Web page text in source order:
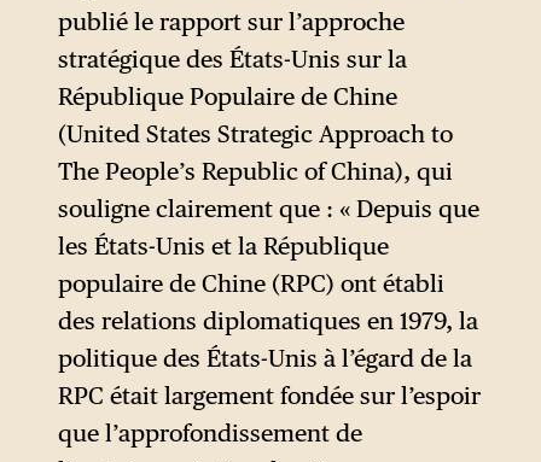
publié le rapport sur l’approche
stratégique des États-Unis sur la
République Populaire de Chine
(United States Strategic Approach to
The People’s Republic of China), qui
souligne clairement que : « Depuis que
les États-Unis et la République
populaire de Chine (RPC) ont établi
des relations diplomatiques en 1979, la
politique des États-Unis à l’égard de la
RPC était largement fondée sur l’espoir
que l’approfondissement de